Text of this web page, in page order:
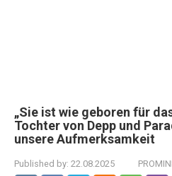
„Sie ist wie geboren für
Tochter von Depp und
unsere Aufmerksamkeit
Published by: 22.08.2025